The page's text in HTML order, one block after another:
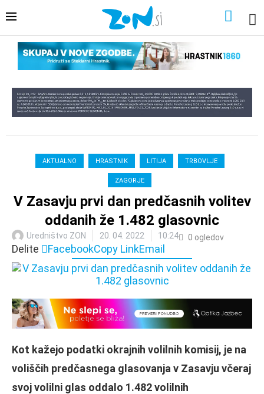
AKTUALNO HRASTNIK LITIJA TRBOVLJE
ZAGORJE
V Zasavju prvi dan predčasnih volitev
oddanih že 1.482 glasovnic
Uredništvo ZON 20. 04. 2022 10:24 0 ogledov
Delite FacebookCopy LinkEmail
Kot kažejo podatki okrajnih volilnih komisij, je na
voliščih predčasnega glasovanja v Zasavju včeraj
svoj volilni glas oddalo 1.482 volilnih